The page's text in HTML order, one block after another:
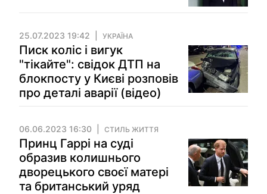
25.07.2023 19:42 УКРАЇНА
Писк коліс і вигук
"тікайте": свідок ДТП на
блокпосту у Києві розповів
про деталі аварії (відео)
06.06.2023 16:30 СТИЛЬ ЖИТТЯ
Принц Гаррі на суді
образив колишнього
дворецького своєї матері
та британський уряд